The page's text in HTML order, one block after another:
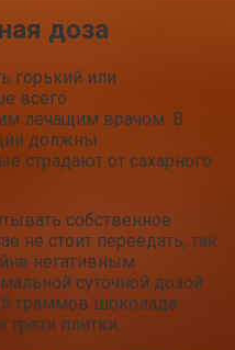
доза
горький или
всего
лечащим врачом. В
должны
страдают от сахарного
собственное
не стоит переедать, так
негативным
суточной дозой
граммов шоколада.
трети плитки.